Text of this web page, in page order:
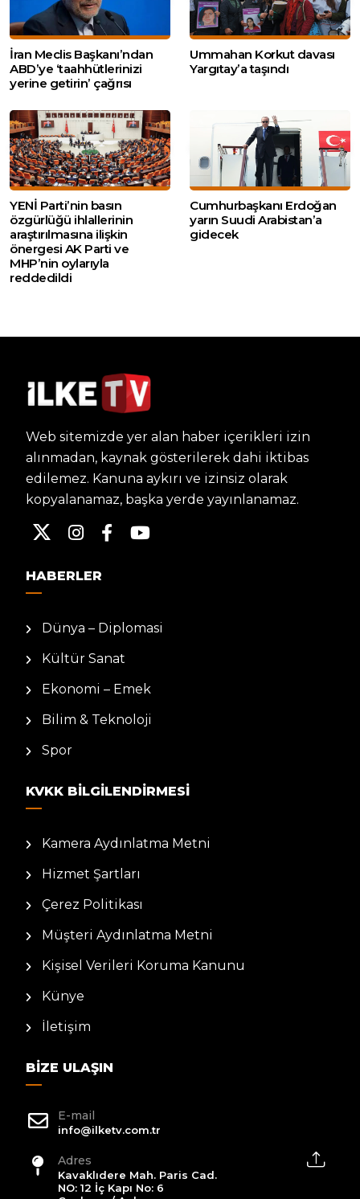
İran Meclis Başkanı’ndan
ABD’ye ‘taahhütlerinizi
yerine getirin’ çağrısı
Ummahan Korkut davası
Yargıtay’a taşındı
YENİ Parti’nin basın
özgürlüğü ihlallerinin
araştırılmasına ilişkin
önergesi AK Parti ve
MHP’nin oylarıyla
reddedildi
Cumhurbaşkanı Erdoğan
yarın Suudi Arabistan’a
gidecek
Web sitemizde yer alan haber içerikleri izin
alınmadan, kaynak gösterilerek dahi iktibas
edilemez. Kanuna aykırı ve izinsiz olarak
kopyalanamaz, başka yerde yayınlanamaz.
HABERLER
Dünya – Diplomasi
Kültür Sanat
Ekonomi – Emek
Bilim & Teknoloji
Spor
KVKK BILGILENDIRMESI
Kamera Aydınlatma Metni
Hizmet Şartları
Çerez Politikası
Müşteri Aydınlatma Metni
Kişisel Verileri Koruma Kanunu
Künye
İletişim
BIZE ULAŞIN
E-mail
info@ilketv.com.tr
Adres
Kavaklıdere Mah. Paris Cad.
NO: 12 İç Kapı No: 6